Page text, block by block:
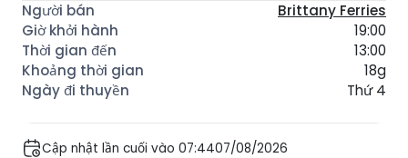
Brittany Ferries
19:00
13:00
18g
Thứ 4
Cập nhật lần cuối vào 07:4407/08/2026